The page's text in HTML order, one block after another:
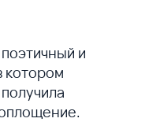
и
котором